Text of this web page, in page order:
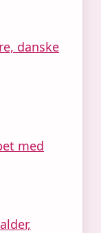
danske
med